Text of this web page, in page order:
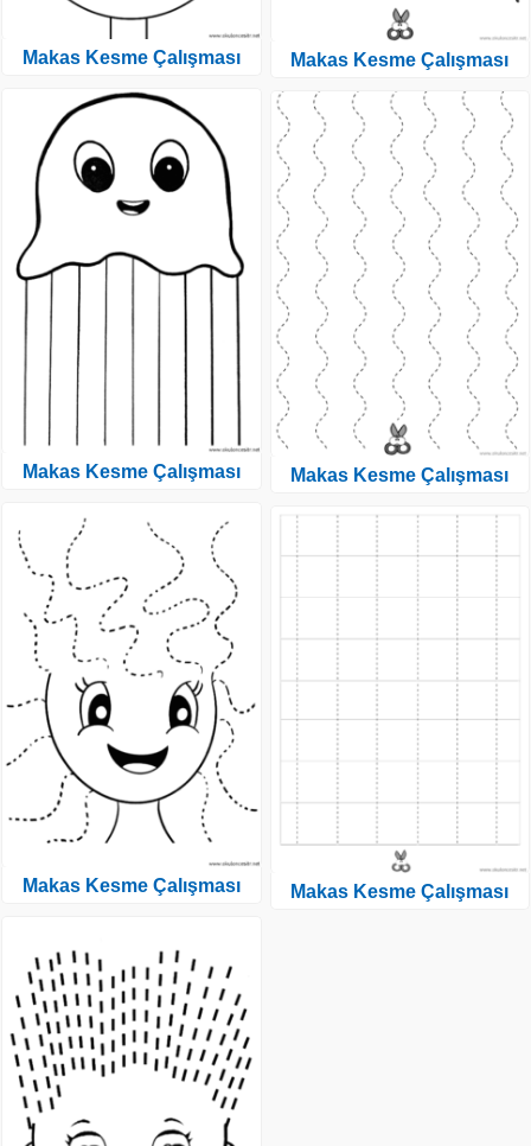
Makas Kesme Çalışması
Makas Kesme Çalışması
Makas Kesme Çalışması
Makas Kesme Çalışması
Makas Kesme Çalışması
Makas Kesme Çalışması